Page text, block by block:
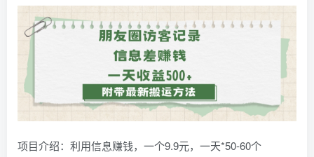
项目介绍：利用信息赚钱，一个9.9元，一天*50-60个